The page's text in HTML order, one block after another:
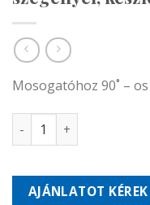
Mosogatóhoz 90˚ –
Mosogatóhoz 90˚ -
AJÁNLATOT KÉREK